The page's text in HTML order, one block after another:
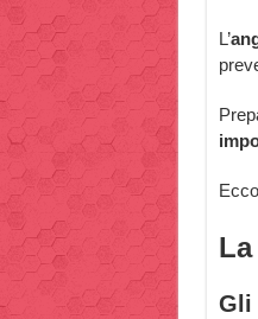
L’
Gli